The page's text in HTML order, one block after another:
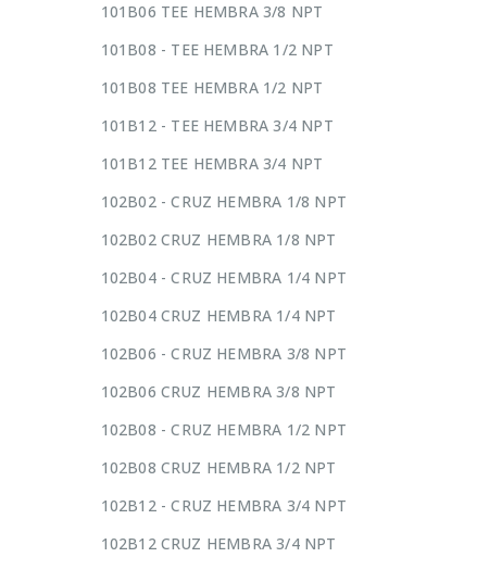
101B06 TEE HEMBRA 3/8 NPT
101B08 - TEE HEMBRA 1/2 NPT
101B08 TEE HEMBRA 1/2 NPT
101B12 - TEE HEMBRA 3/4 NPT
101B12 TEE HEMBRA 3/4 NPT
102B02 - CRUZ HEMBRA 1/8 NPT
102B02 CRUZ HEMBRA 1/8 NPT
102B04 - CRUZ HEMBRA 1/4 NPT
102B04 CRUZ HEMBRA 1/4 NPT
102B06 - CRUZ HEMBRA 3/8 NPT
102B06 CRUZ HEMBRA 3/8 NPT
102B08 - CRUZ HEMBRA 1/2 NPT
102B08 CRUZ HEMBRA 1/2 NPT
102B12 - CRUZ HEMBRA 3/4 NPT
102B12 CRUZ HEMBRA 3/4 NPT